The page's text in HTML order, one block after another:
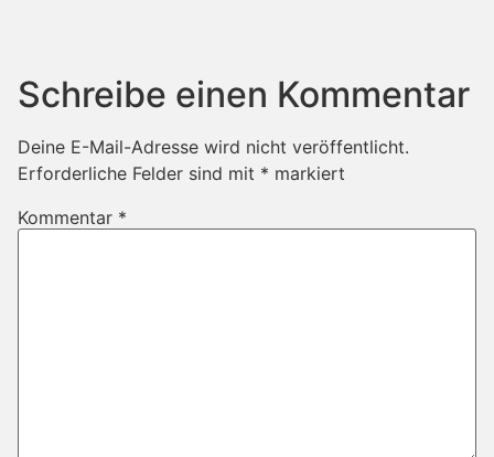
Schreibe einen Kommentar
Deine E-Mail-Adresse wird nicht veröffentlicht.
Erforderliche Felder sind mit * markiert
Kommentar *